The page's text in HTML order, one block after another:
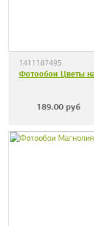
1411187495
Фотообои Цветы
189.00 руб